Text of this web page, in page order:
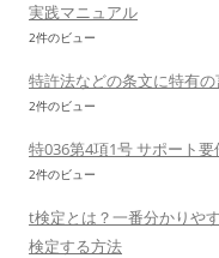
実践マニュアル
2件のビュー
特許法などの条文に特有
2件のビュー
特036第4項1号 サポート
2件のビュー
t検定とは？一番分かりや
検定する方法